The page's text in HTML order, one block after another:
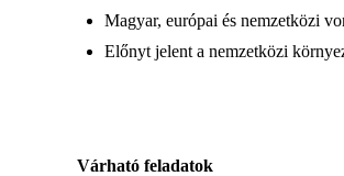
Magyar, európai és nemzetközi
Előnyt jelent a nemzetközi
Várható feladatok